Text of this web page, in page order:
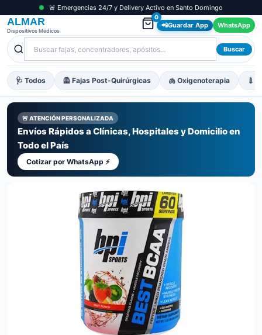
🚨 Emergencias 24/7 y Delivery Activo en Santo Domingo
ALMAR
Dispositivos Médicos
0
📲Guardar App WhatsApp
Buscar
🩺 Todos 🦺 Fajas Post-Quirúrgicas 🫁 Oxigenoterapia 💉
🚨 ATENCIÓN PERSONALIZADA
Envíos Rápidos a Clínicas, Hospitales y Domicilio en
Todo el País
Cotizar por WhatsApp ⚡